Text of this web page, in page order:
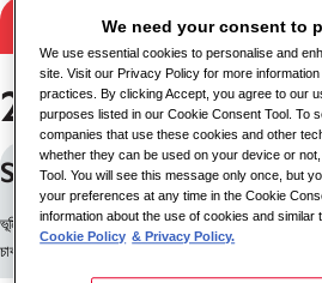
ফলাফল ফিল্টার
2 চাকরি পাওয়া গেছে
Surveillance Case
ভূমিকা দেখুন: ডাবলিন, আয়ারল্যান্ড
চাকরির আইডি: 10196
We need your consent to
We use essential cookies to personalise and
site. Visit our Privacy Policy for more
practices. By clicking Accept, you agree to our
purposes listed in our Cookie Consent Tool. To
companies that use these cookies and other
whether they can be used on your device or
Tool. You will see this message only once, but
your preferences at any time in the Cookie
information about the use of cookies and similar
Cookie Policy & Privacy Policy.